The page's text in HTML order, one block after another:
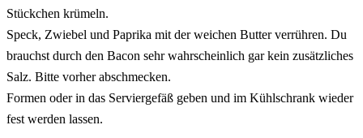
Stückchen krümeln.
Speck, Zwiebel und Paprika mit der weichen Butter verrühren. Du
brauchst durch den Bacon sehr wahrscheinlich gar kein zusätzliches
Salz. Bitte vorher abschmecken.
Formen oder in das Serviergefäß geben und im Kühlschrank wieder
fest werden lassen.